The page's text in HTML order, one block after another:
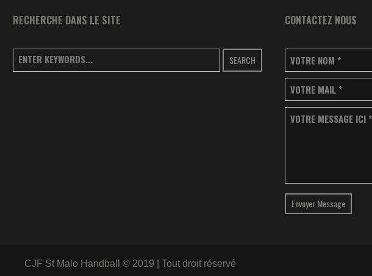
RECHERCHE DANS LE SITE
SEARCH
CONTACTEZ NOUS
VOTRE NOM *
VOTRE MAIL *
VOTRE MESSAGE ICI *
Envoyer Message
CJF St Malo Handball © 2019 | Tout droit réservé